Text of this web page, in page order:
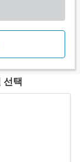
택